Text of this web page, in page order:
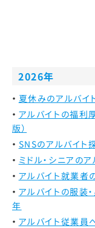
2026年
夏休みのアルバイ
アルバイトの福利
版）
SNSのアルバイト
ミドル・シニアの
アルバイト就業者
アルバイトの服装
年
アルバイト従業員